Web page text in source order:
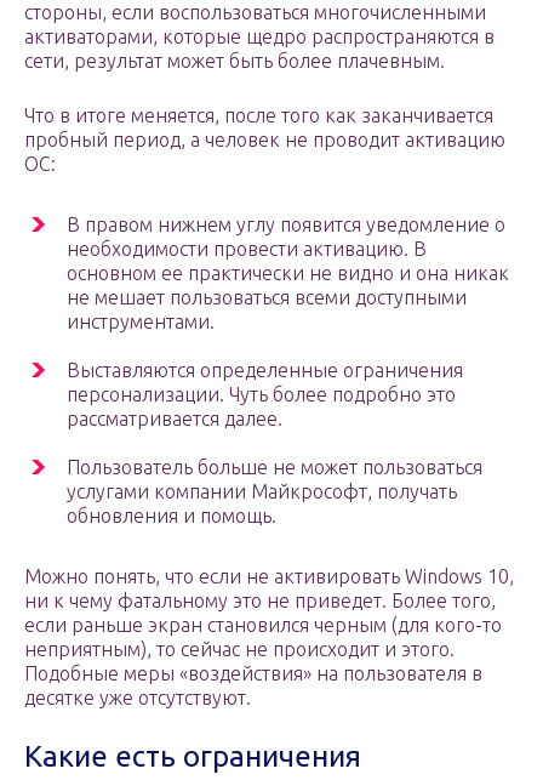
стороны, если воспользоваться многочисленными
активаторами, которые щедро распространяются в
сети, результат может быть более плачевным.
Что в итоге меняется, после того как заканчивается
пробный период, а человек не проводит активацию
ОС:
В правом нижнем углу появится уведомление о
необходимости провести активацию. В
основном ее практически не видно и она никак
не мешает пользоваться всеми доступными
инструментами.
Выставляются определенные ограничения
персонализации. Чуть более подробно это
рассматривается далее.
Пользователь больше не может пользоваться
услугами компании Майкрософт, получать
обновления и помощь.
Можно понять, что если не активировать Windows 10,
ни к чему фатальному это не приведет. Более того,
если раньше экран становился черным (для кого-то
неприятным), то сейчас не происходит и этого.
Подобные меры «воздействия» на пользователя в
десятке уже отсутствуют.
Какие есть ограничения